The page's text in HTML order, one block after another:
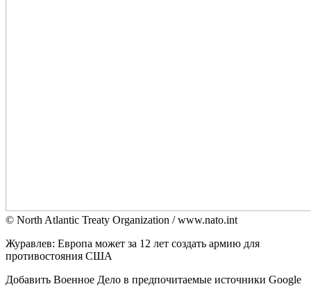
© North Atlantic Treaty Organization / www.nato.int
Журавлев: Европа может за 12 лет создать армию для
противостояния США
Добавить Военное Дело в предпочитаемые источники Google